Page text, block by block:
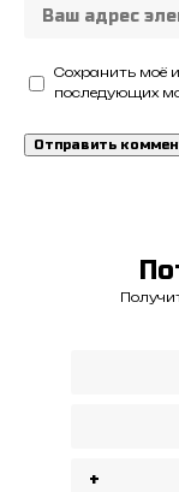
Сохранить моё
последующих